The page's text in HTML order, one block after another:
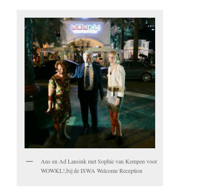
Ans en Ad Lansink met Sophie van Kempen voor
WOWKL!,bij de ISWA Welcome Reception